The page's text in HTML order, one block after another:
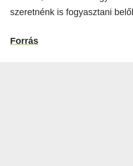
szeretnénk is fogyasztani
Forrás